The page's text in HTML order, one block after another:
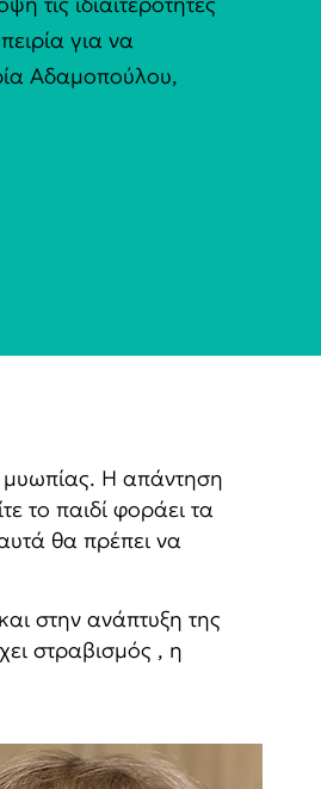
για να
Αδαμοπούλου,
μυωπίας. Η απάντηση
το παιδί φοράει τα
θα πρέπει να
στην ανάπτυξη της
στραβισμός , η